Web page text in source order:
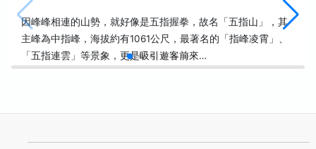
因峰峰相連的山勢，就好像是五指握拳，故名「五指山」，其
主峰為中指峰，海拔約有1061公尺，最著名的「指峰凌霄」、
「五指連雲」等景象，更是吸引遊客前來…